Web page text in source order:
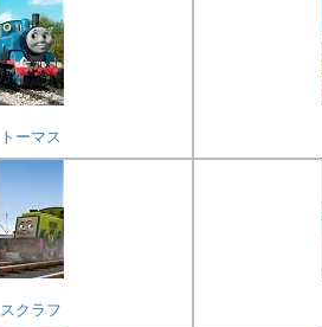
トーマス
スクラフ